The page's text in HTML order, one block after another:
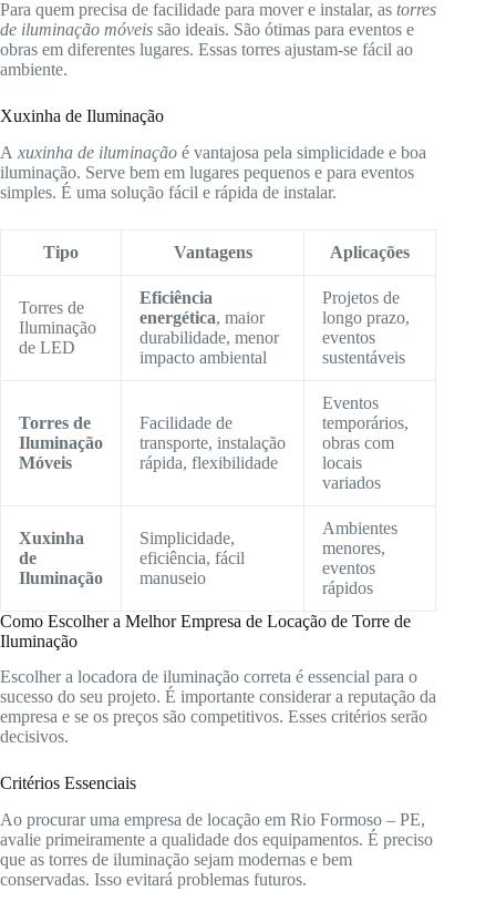
Para quem precisa de facilidade para mover e instalar, as torres
de iluminação móveis são ideais. São ótimas para eventos e
obras em diferentes lugares. Essas torres ajustam-se fácil ao
ambiente.
Xuxinha de Iluminação
A xuxinha de iluminação é vantajosa pela simplicidade e boa
iluminação. Serve bem em lugares pequenos e para eventos
simples. É uma solução fácil e rápida de instalar.
Tipo Vantagens Aplicações
Torres de
Iluminação
de LED
Eficiência
energética, maior
durabilidade, menor
impacto ambiental
Projetos de
longo prazo,
eventos
sustentáveis
Torres de
Iluminação
Móveis
Facilidade de
transporte, instalação
rápida, flexibilidade
Eventos
temporários,
obras com
locais
variados
Xuxinha
de
Iluminação
Simplicidade,
eficiência, fácil
manuseio
Ambientes
menores,
eventos
rápidos
Como Escolher a Melhor Empresa de Locação de Torre de
Iluminação
Escolher a locadora de iluminação correta é essencial para o
sucesso do seu projeto. É importante considerar a reputação da
empresa e se os preços são competitivos. Esses critérios serão
decisivos.
Critérios Essenciais
Ao procurar uma empresa de locação em Rio Formoso – PE,
avalie primeiramente a qualidade dos equipamentos. É preciso
que as torres de iluminação sejam modernas e bem
conservadas. Isso evitará problemas futuros.